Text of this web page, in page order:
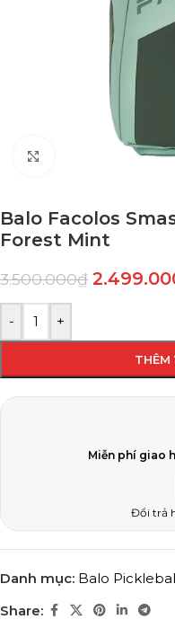
Click to enlarge
Balo Facolos
Forest Mint
3.500.000₫
- +
THÊM
Miễn phí giao
Đổi trả
Danh mục: Balo
Share: